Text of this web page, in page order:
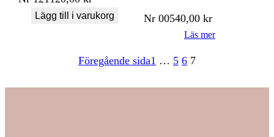
Lägg till i varukorg Nr 00540,00kr
Läs mer
Föregående sida1 … 5 6 7